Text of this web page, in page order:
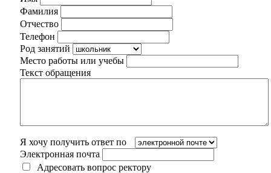
Фамилия
Отчество
Телефон
Род занятий
Место работы или учебы
Текст обращения
Я хочу получить ответ по
Электронная почта
Адресовать вопрос ректору